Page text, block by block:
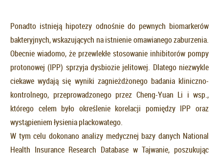
Ponadto istnieją hipotezy odnośnie do pewnych biomarkerów
bakteryjnych, wskazujących na istnienie omawianego zaburzenia.
Obecnie wiadomo, że przewlekłe stosowanie inhibitorów pompy
protonowej (IPP) sprzyja dysbiozie jelitowej. Dlatego niezwykle
ciekawe wydają się wyniki zagnieżdżonego badania kliniczno-
kontrolnego, przeprowadzonego przez Cheng-Yuan Li i wsp.,
którego celem było określenie korelacji pomiędzy IPP oraz
wystąpieniem łysienia plackowatego.
W tym celu dokonano analizy medycznej bazy danych National
Health Insurance Research Database w Tajwanie, poszukując